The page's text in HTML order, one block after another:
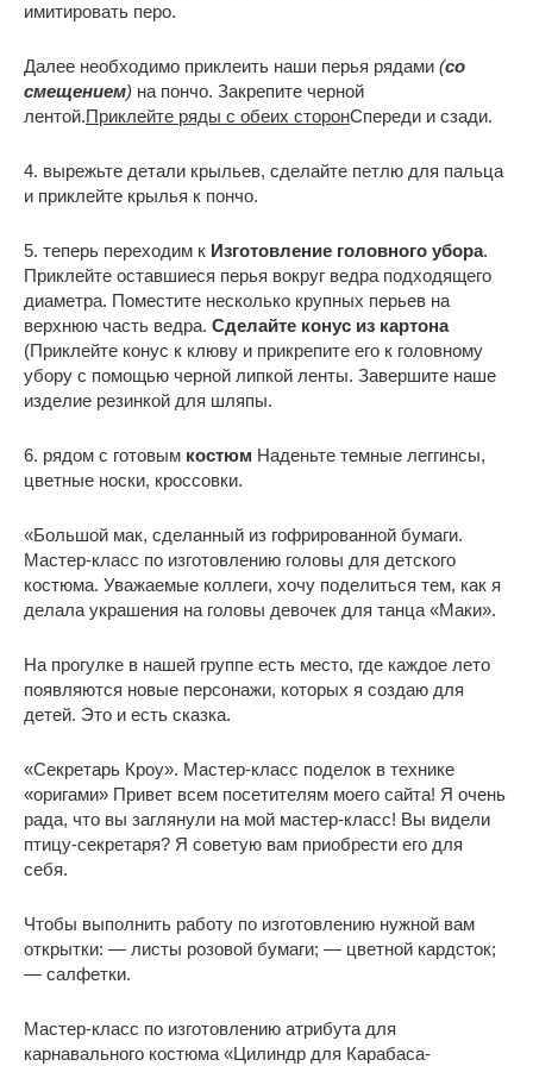
имитировать перо.
Далее необходимо приклеить наши перья рядами (со
смещением) на пончо. Закрепите черной
лентой.Приклейте ряды с обеих сторонСпереди и сзади.
4. вырежьте детали крыльев, сделайте петлю для пальца
и приклейте крылья к пончо.
5. теперь переходим к Изготовление головного убора.
Приклейте оставшиеся перья вокруг ведра подходящего
диаметра. Поместите несколько крупных перьев на
верхнюю часть ведра. Сделайте конус из картона
(Приклейте конус к клюву и прикрепите его к головному
убору с помощью черной липкой ленты. Завершите наше
изделие резинкой для шляпы.
6. рядом с готовым костюм Наденьте темные леггинсы,
цветные носки, кроссовки.
«Большой мак, сделанный из гофрированной бумаги.
Мастер-класс по изготовлению головы для детского
костюма. Уважаемые коллеги, хочу поделиться тем, как я
делала украшения на головы девочек для танца «Маки».
На прогулке в нашей группе есть место, где каждое лето
появляются новые персонажи, которых я создаю для
детей. Это и есть сказка.
«Секретарь Кроу». Мастер-класс поделок в технике
«оригами» Привет всем посетителям моего сайта! Я очень
рада, что вы заглянули на мой мастер-класс! Вы видели
птицу-секретаря? Я советую вам приобрести его для
себя.
Чтобы выполнить работу по изготовлению нужной вам
открытки: — листы розовой бумаги; — цветной кардсток;
— салфетки.
Мастер-класс по изготовлению атрибута для
карнавального костюма «Цилиндр для Карабаса-